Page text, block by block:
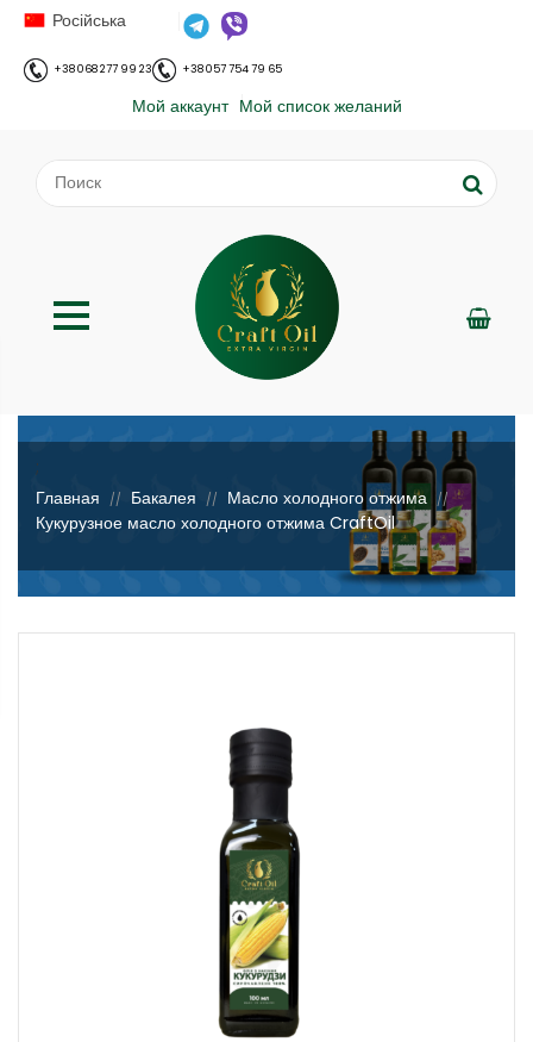
Російська
+38 068 277 99 23 +38 057 754 79 65
Мой аккаунт Мой список желаний
;
Главная
// Бакалея // Масло холодного отжима //
Кукурузное масло холодного отжима CraftOil